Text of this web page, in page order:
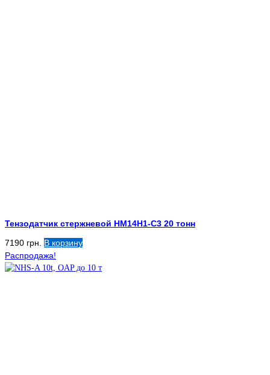
Тензодатчик стержневой HM14H1-C3 20 тонн
7190 грн.
В корзину
Распродажа!